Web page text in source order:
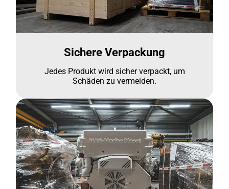
Sichere Verpackung
Jedes Produkt wird sicher verpackt, um
Schäden zu vermeiden.